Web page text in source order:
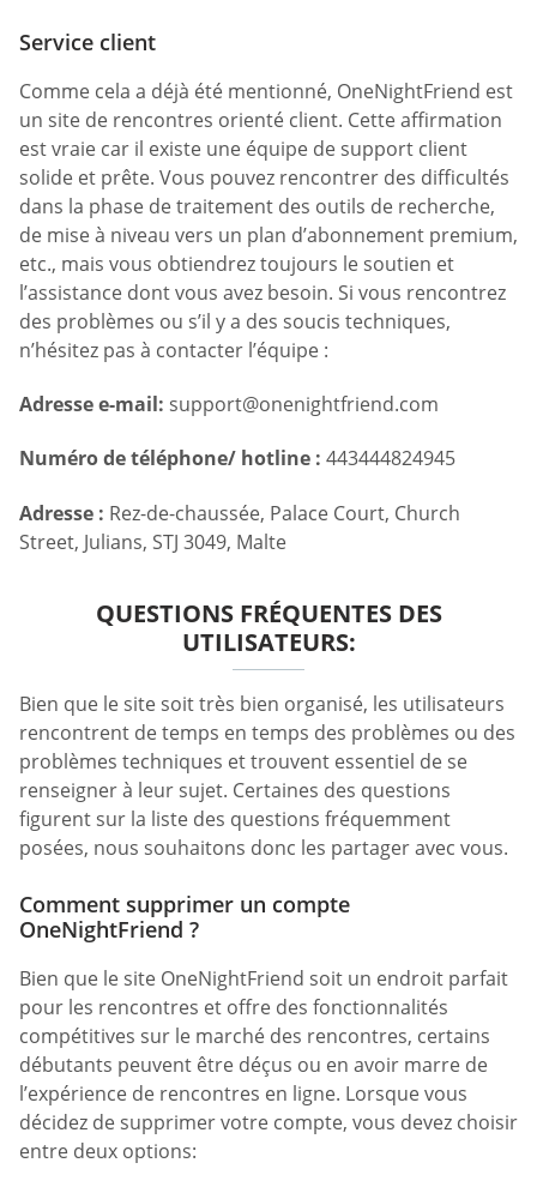
Service client
Comme cela a déjà été mentionné, OneNightFriend est
un site de rencontres orienté client. Cette affirmation
est vraie car il existe une équipe de support client
solide et prête. Vous pouvez rencontrer des difficultés
dans la phase de traitement des outils de recherche,
de mise à niveau vers un plan d’abonnement premium,
etc., mais vous obtiendrez toujours le soutien et
l’assistance dont vous avez besoin. Si vous rencontrez
des problèmes ou s’il y a des soucis techniques,
n’hésitez pas à contacter l’équipe :
Adresse e-mail: support@onenightfriend.com
Numéro de téléphone/ hotline : 443444824945
Adresse : Rez-de-chaussée, Palace Court, Church
Street, Julians, STJ 3049, Malte
QUESTIONS FRÉQUENTES DES
UTILISATEURS:
Bien que le site soit très bien organisé, les utilisateurs
rencontrent de temps en temps des problèmes ou des
problèmes techniques et trouvent essentiel de se
renseigner à leur sujet. Certaines des questions
figurent sur la liste des questions fréquemment
posées, nous souhaitons donc les partager avec vous.
Comment supprimer un compte
OneNightFriend ?
Bien que le site OneNightFriend soit un endroit parfait
pour les rencontres et offre des fonctionnalités
compétitives sur le marché des rencontres, certains
débutants peuvent être déçus ou en avoir marre de
l’expérience de rencontres en ligne. Lorsque vous
décidez de supprimer votre compte, vous devez choisir
entre deux options: